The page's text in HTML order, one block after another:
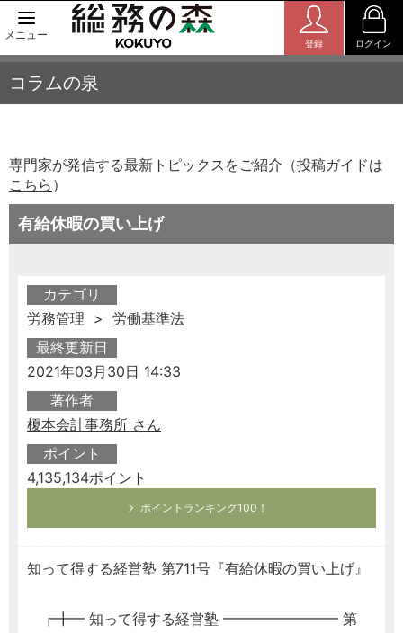
メニュー
登録 ログイン
コラムの泉
専門家が発信する最新トピックスをご紹介（投稿ガイドは
こちら ）
有給休暇の買い上げ
カテゴリ
労務管理 > 労働基準法
最終更新日
2021年03月30日 14:33
著作者
榎本会計事務所 さん
ポイント
4,135,134ポイント
ポイントランキング100！
知って得する経営塾 第711号『有給休暇の買い上げ』
┏╋━ 知って得する経営塾 ━━━━━━━━ 第